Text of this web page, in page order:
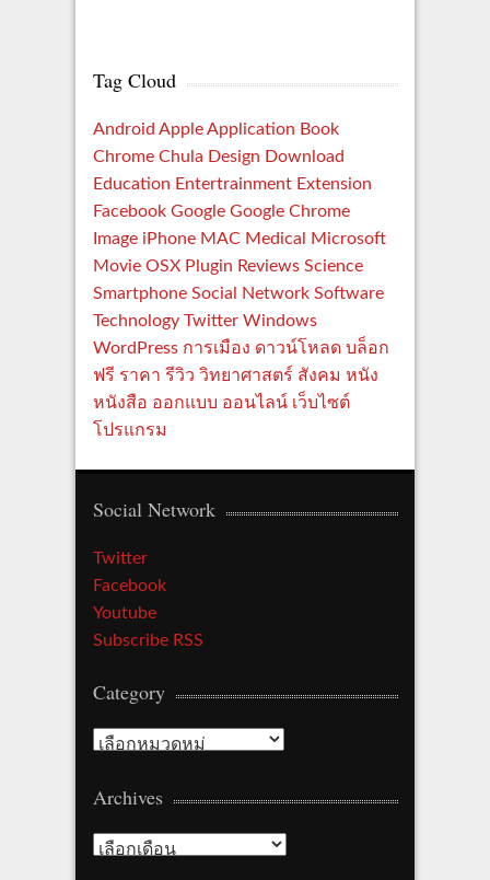
Tag Cloud
Android Apple Application Book
Chrome Chula Design Download
Education Entertrainment Extension
Facebook Google Google Chrome
Image iPhone MAC Medical
Microsoft
Movie OSX Plugin Reviews Science
Smartphone Social Network Software
Technology Twitter Windows
WordPress การเมือง ดาวน์โหลด บล็อก
ฟรี ราคา รีวิว วิทยาศาสตร์ สังคม หนัง
หนังสือ ออกแบบ ออนไลน์ เว็บไซต์
โปรแกรม
Social Network
Twitter
Facebook
Youtube
Subscribe RSS
Category
C
t
g
Archives
A